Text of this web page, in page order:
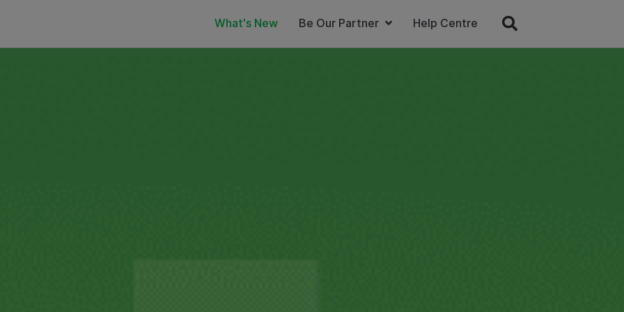
What's New Be Our Partner Help Centre